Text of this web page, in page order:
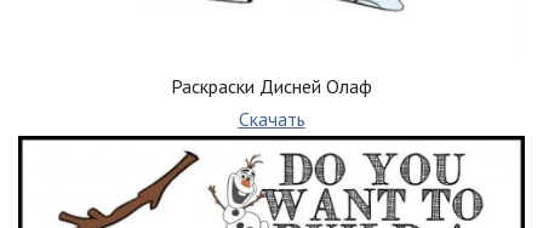
Раскраски Дисней Олаф
Скачать